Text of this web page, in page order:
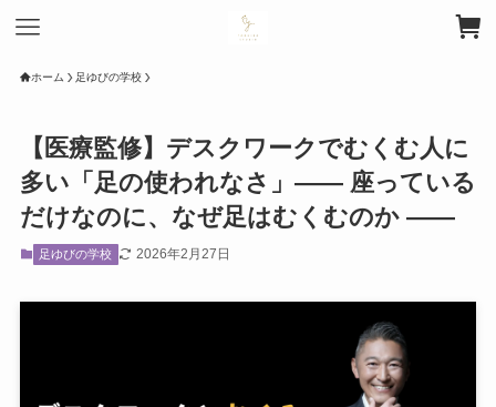
ホーム 足ゆびの学校
【医療監修】デスクワークでむくむ人に
多い「足の使われなさ」―― 座っている
だけなのに、なぜ足はむくむのか ――
足ゆびの学校 2026年2月27日